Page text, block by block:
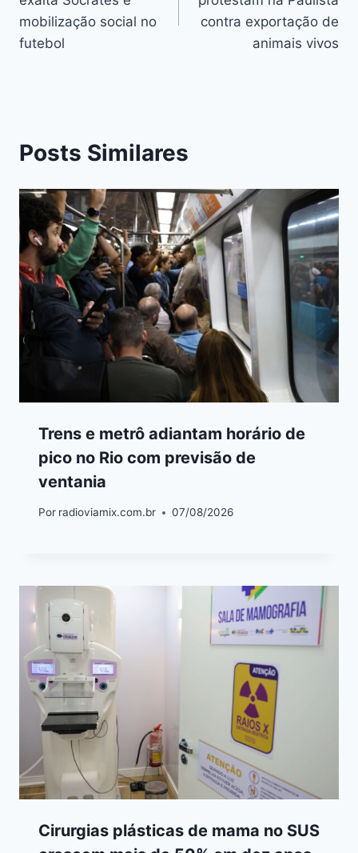
mobilização social no
futebol
contra exportação de
animais vivos
Posts Similares
Trens e metrô adiantam horário de
pico no Rio com previsão de
ventania
Por radioviamix.com.br 07/08/2026
Cirurgias plásticas de mama no SUS